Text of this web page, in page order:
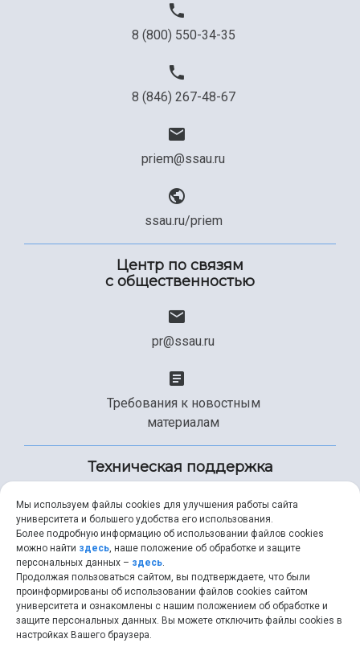
8 (800) 550-34-35
8 (846) 267-48-67
priem@ssau.ru
ssau.ru/priem
Центр по связям
с общественностью
pr@ssau.ru
Требования к новостным
материалам
Техническая поддержка
+7 (846) 267-49-99
help@ssau.ru
Мы используем файлы cookies для улучшения работы сайта
университета и большего удобства его использования.
Более подробную информацию об использовании файлов cookies
можно найти здесь, наше положение об обработке и защите
персональных данных – здесь.
Продолжая пользоваться сайтом, вы подтверждаете, что были
проинформированы об использовании файлов cookies сайтом
университета и ознакомлены с нашим положением об обработке и
защите персональных данных. Вы можете отключить файлы cookies в
настройках Вашего браузера.